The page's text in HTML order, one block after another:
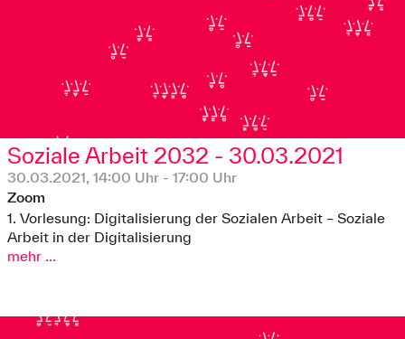
Soziale Arbeit 2032 - 30.03.2021
30.03.2021, 14:00 Uhr - 17:00 Uhr
Zoom
1. Vorlesung: Digitalisierung der Sozialen Arbeit – Soziale
Arbeit in der Digitalisierung
mehr ...